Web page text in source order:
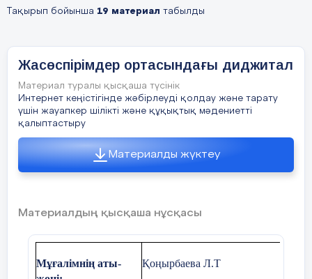
Тақырып бойынша 19 материал табылды
Жасөспірімдер ортасындағы диджитал
Материал туралы қысқаша түсінік
Интернет кеңістігінде жәбірлеуді қолдау және тарату
үшін жауапкер шілікті және құқықтық мәдениетті
қалыптастыру
Материалды жүктеу
Материалдың қысқаша нұсқасы
Мұғалімнің аты-
Қоңырбаева Л.Т